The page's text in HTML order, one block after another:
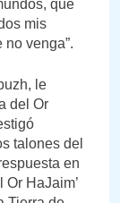
que
mis
venga”.
le
del Or
talones del
en
HaJaim’